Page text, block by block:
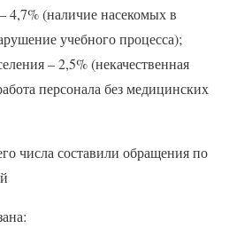
4,7% (наличие насекомых в
учебного процесса);
– 2,5% (некачественная
персонала без медицинских
числа составили обращения по